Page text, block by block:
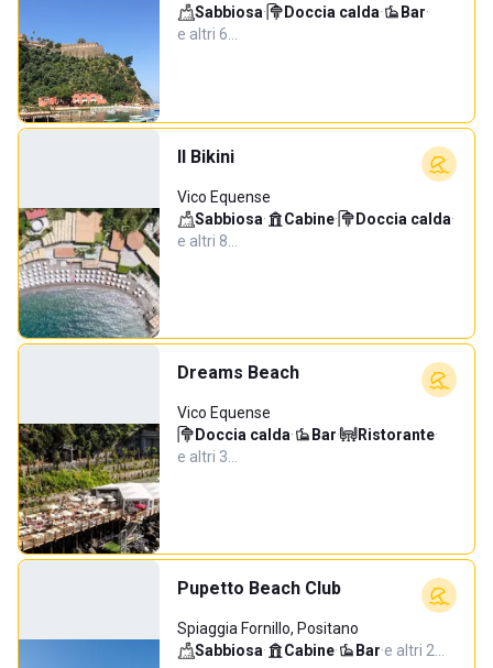
Sabbiosa· Doccia calda· Bar·
e altri 6…
Il Bikini
Vico Equense
Sabbiosa· Cabine· Doccia calda·
e altri 8…
Dreams Beach
Vico Equense
Doccia calda· Bar· Ristorante·
e altri 3…
Pupetto Beach Club
Spiaggia Fornillo, Positano
Sabbiosa· Cabine· Bar·e altri 2…